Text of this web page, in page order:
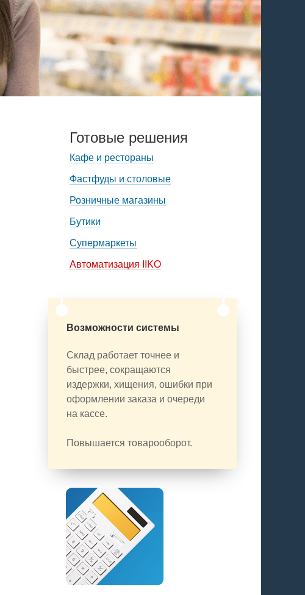
Готовые решения
Кафе и рестораны
Фастфуды и столовые
Розничные магазины
Бутики
Супермаркеты
Автоматизация IIKO
Возможности системы
Склад работает точнее и
быстрее, сокращаются
издержки, хищения, ошибки при
оформлении заказа и очереди
на кассе.
Повышается товарооборот.